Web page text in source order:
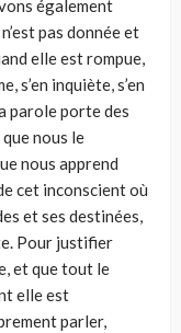
également
pas donnée et
elle est rompue,
s’en inquiète, s’en
parole porte des
nous le
nous apprend
cet inconscient où
et ses destinées,
Pour justifier
et que tout le
elle est
parler,